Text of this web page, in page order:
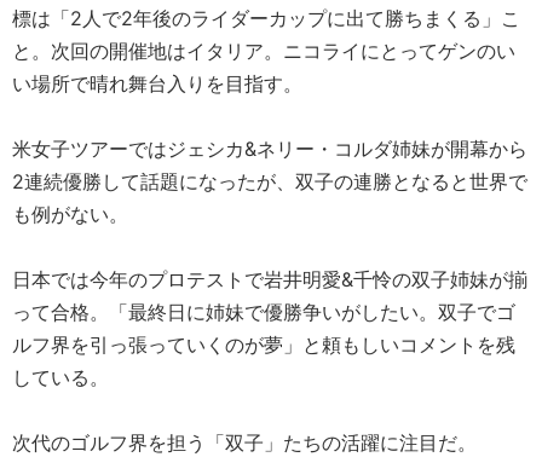
標は「2人で2年後のライダーカップに出て勝ちまくる」こ
と。次回の開催地はイタリア。ニコライにとってゲンのい
い場所で晴れ舞台入りを目指す。
米女子ツアーではジェシカ&ネリー・コルダ姉妹が開幕から
2連続優勝して話題になったが、双子の連勝となると世界で
も例がない。
日本では今年のプロテストで岩井明愛&千怜の双子姉妹が揃
って合格。「最終日に姉妹で優勝争いがしたい。双子でゴ
ルフ界を引っ張っていくのが夢」と頼もしいコメントを残
している。
次代のゴルフ界を担う「双子」たちの活躍に注目だ。